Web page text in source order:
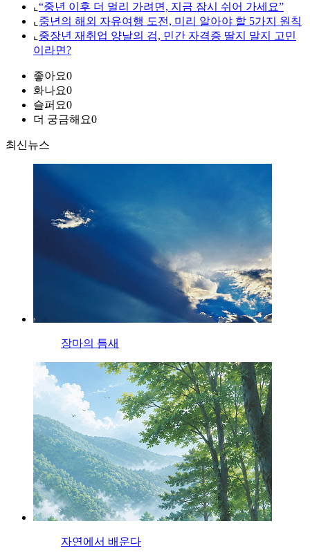
⌞ “중년 이후 더 멀리 가려면, 지금 잠시 쉬어 가세요”
⌞ 중년의 해외 자유여행 도전, 미리 알아야 할 5가지 원칙
⌞ 중장년 재취업 양날의 검, 민간 자격증 딸지 말지 고민
이라면?
좋아요0
화나요0
슬퍼요0
더 궁금해요0
최신뉴스
장마의 틈새
자연에서 배운다